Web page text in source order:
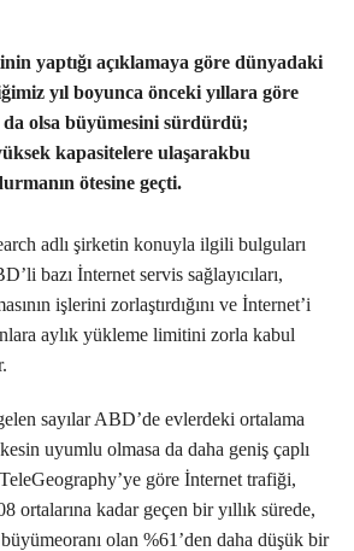
yaptığı açıklamaya göre dünyadaki
yıl boyunca önceki yıllara göre
olsa büyümesini sürdürdü;
kapasitelere ulaşarakbu
ötesine geçti.
adlı şirketin konuyla ilgili bulguları
bazı İnternet servis sağlayıcıları,
işlerini zorlaştırdığını ve İnternet’i
aylık yükleme limitini zorla kabul
sayılarABD’de evlerdeki ortalama
uyumlu olmasa da daha geniş çaplı
TeleGeography’ye göre İnternet trafiği,
ortalarına kadar geçen bir yıllık sürede,
oranı olan %61’den daha düşük bir